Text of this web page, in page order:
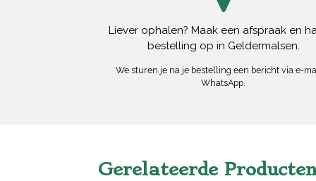
Liever ophalen? Maak een afspraak en
bestelling op in Geldermalsen.
We sturen je na je bestelling een bericht via e-
WhatsApp.
Gerelateerde